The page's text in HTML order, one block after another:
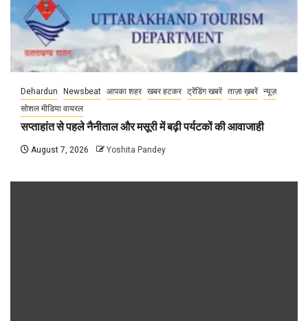
Dehardun Newsbeat आपका शहर खबर हटकर ट्रेंडिंग खबरें ताज़ा ख़बरें न्यूज़
सोशल मीडिया वायरल
सप्ताहांत से पहले नैनीताल और मसूरी में बढ़ी पर्यटकों की आवाजाही
August 7, 2026 Yoshita Pandey